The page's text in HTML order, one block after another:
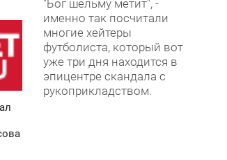
"Бог шельму метит", -
именно так посчитали
многие хейтеры
футболиста, который вот
уже три дня находится в
эпицентре скандала с
рукоприкладством.